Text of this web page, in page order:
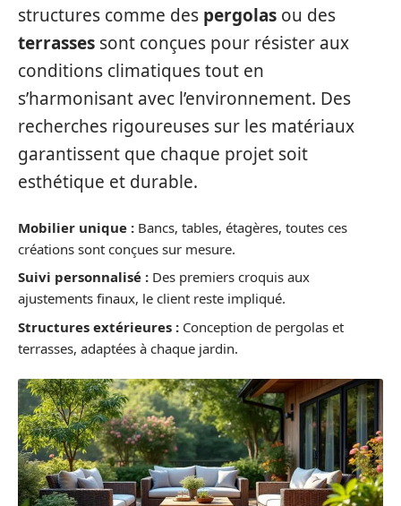
structures comme des pergolas ou des
terrasses sont conçues pour résister aux
conditions climatiques tout en
s’harmonisant avec l’environnement. Des
recherches rigoureuses sur les matériaux
garantissent que chaque projet soit
esthétique et durable.
Mobilier unique : Bancs, tables, étagères, toutes ces
créations sont conçues sur mesure.
Suivi personnalisé : Des premiers croquis aux
ajustements finaux, le client reste impliqué.
Structures extérieures : Conception de pergolas et
terrasses, adaptées à chaque jardin.